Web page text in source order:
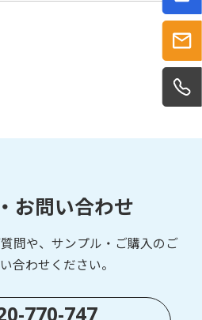
お問い合わせ
問や、サンプル・ご購入の ご
合わせください。
770-747